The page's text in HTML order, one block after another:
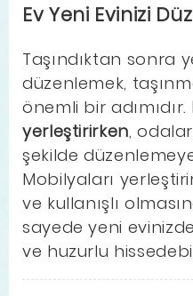
Ev Yeni Evinizi
Taşındıktan sonra
düzenlemek,
önemli bir adımıdır.
yerleştirirken,
şekilde
Mobilyaları
ve kullanışlı
sayede yeni
ve huzurlu